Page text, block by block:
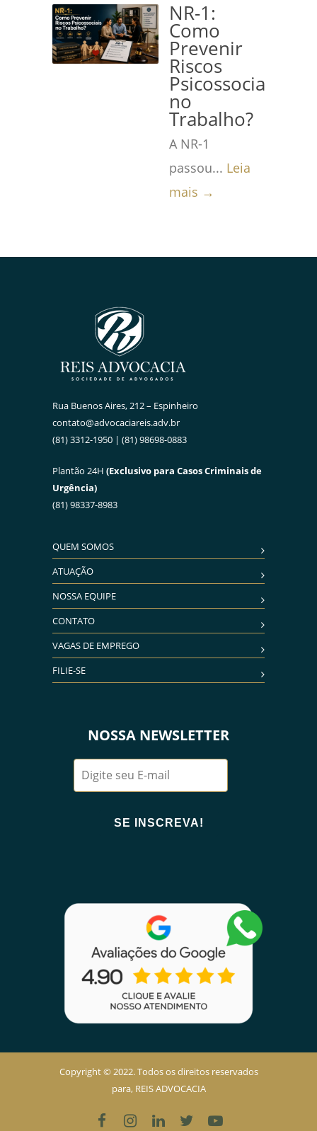
NR-1:
Como
Prevenir
Riscos
Psicossociais
no
Trabalho?
A NR-1
passou... Leia
mais →
Rua Buenos Aires, 212 – Espinheiro
contato@advocaciareis.adv.br
(81) 3312-1950 | (81) 98698-0883
Plantão 24H (Exclusivo para Casos Criminais de
Urgência)
(81) 98337-8983
QUEM SOMOS
ATUAÇÃO
NOSSA EQUIPE
CONTATO
VAGAS DE EMPREGO
FILIE-SE
NOSSA NEWSLETTER
Copyright © 2022. Todos os direitos reservados
para, REIS ADVOCACIA